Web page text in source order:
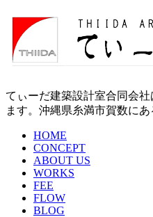
てぃーだ建築設計室合同会
ます。沖縄県糸満市賀数に
HOME
CONCEPT
ABOUT US
WORKS
FEE
FLOW
BLOG